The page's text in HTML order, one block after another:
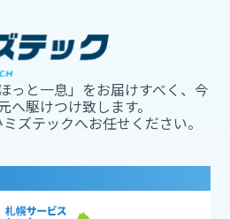
っと一息」をお届けすべく、今
へ駆けつけ致します。
ズテックへお任せください。